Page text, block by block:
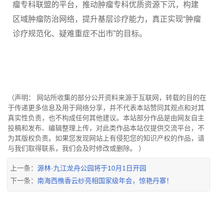
瘤专科联盟的平台，推动肿瘤专科优质资源下沉，构建
区域肿瘤防治网络，提升基层诊疗能力，真正实现“肿瘤
诊疗规范化、疑难重症不出市”的目标。
（声明： 网站所收集的部分公开资料来源于互联网，转载的目的在
于传递更多信息及用于网络分享，并不代表本站赞同其观点和对其
真实性负责，也不构成任何其他建议。本站部分作品是由网友自主
投稿和发布、编辑整理上传，对此类作品本站仅提供交流平台，不
为其版权负责。如果您发现网站上有侵犯您的知识产权的作品，请
与我们取得联系，我们会及时修改或删除。 ）
上一条： 源林·九江龙舟公园将于10月1日开园
下一条： 南海西樵香云纱亮相国家级年会，惊艳丹寨！